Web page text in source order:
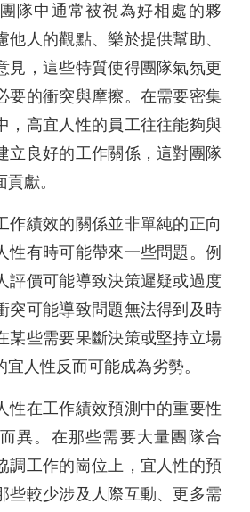
隊中通常被視為好相處的夥
他人的觀點、樂於提供幫助、
見，這些特質使得團隊氣氛更
要的衝突與摩擦。在需要密集
，高宜人性的員工往往能夠與
立良好的工作關係，這對團隊
獻。
作績效的關係並非單純的正向
性有時可能帶來一些問題。例
評價可能導致決策遲疑或過度
突可能導致問題無法得到及時
某些需要果斷決策或堅持立場
人性反而可能成為劣勢。
性在工作績效預測中的重要性
異。在那些需要大量團隊合
調工作的崗位上，宜人性的預
些較少涉及人際互動、更多需